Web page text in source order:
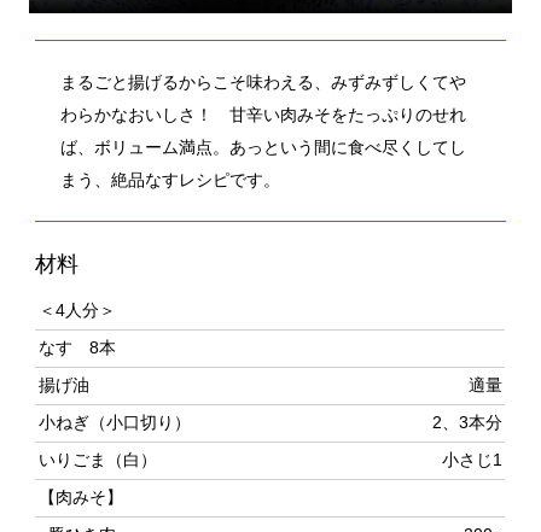
まるごと揚げるからこそ味わえる、みずみずしくてや
わらかなおいしさ！ 甘辛い肉みそをたっぷりのせれ
まう、絶品なすレシピです。
材料
揚げ油
小ねぎ（小口切り）
いりごま（白）
【肉みそ】
豚ひき肉
にんにく（みじん切り） 1/2片分
生姜（みじん切り） 1かけ分
みそ、酒